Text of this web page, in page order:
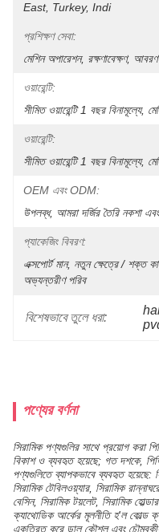
East, Turkey, Indi
প্রশিক্ষণ সেবা:
মেশিন অপারেশন, রক্ষণাবেক্ষণ,
ওয়ারেন্টি:
সীমিত ওয়ারেন্টি 1 বছর বিনামূল্যে,
ওয়ারেন্টি:
সীমিত ওয়ারেন্টি 1 বছর বিনামূল্যে,
OEM এবং ODM:
উপলব্ধ, আমরা দর্জির তৈরি নকশা
প্যাকেজিং বিবরণ:
এক্সপোর্ট মান, নতুন ক্ষেত্রে / শক্ত
অভ্যন্তরীণ পরিব
বিশেষভাবে তুলে ধরা:
পণ্যের বর্ণনা
সিরামিক পণ্যগুলির সাথে প্রয়োগ করা
বিকাশ ও ব্যবহৃত হয়েছে; গত দশকে,
পণ্যগুলিতে ব্যাপকভাবে ব্যবহৃত হয়েছে:
সিরামিক টেবিলওয়্যার, সিরামিক
বেসিন, সিরামিক টয়লেট, সিরামিক
ক্যাথোডিক আর্কের মূলনীতি হ'ল কোল্ড
একত্রিত করে ডাল কৌশল এবং চৌম্বকীয়